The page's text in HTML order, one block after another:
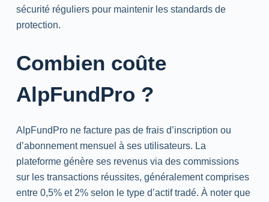
sécurité réguliers pour maintenir les standards de
protection.
Combien coûte
AlpFundPro ?
AlpFundPro ne facture pas de frais d’inscription ou
d’abonnement mensuel à ses utilisateurs. La
plateforme génère ses revenus via des commissions
sur les transactions réussites, généralement comprises
entre 0,5% et 2% selon le type d’actif tradé. À noter que